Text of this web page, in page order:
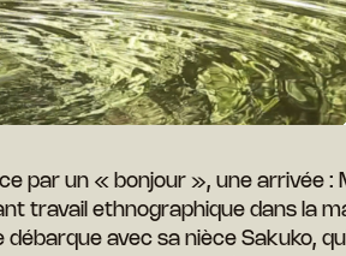
par un « bonjour », une arrivée :
travail ethnographique dans la
avec sa nièce Sakuko,